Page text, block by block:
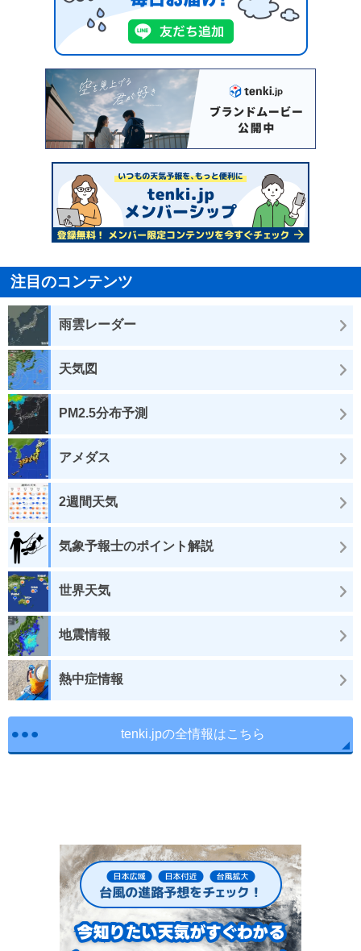
注目のコンテンツ
雨雲レーダー
天気図
PM2.5分布予測
アメダス
2週間天気
気象予報士のポイント解説
世界天気
地震情報
熱中症情報
tenki.jpの全情報はこちら